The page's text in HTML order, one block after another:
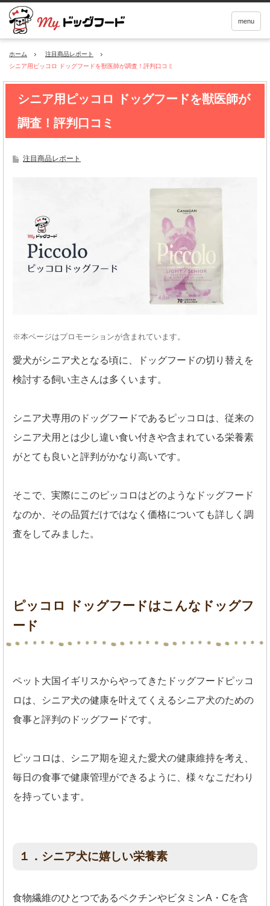
menu
ホーム
注目商品レポート
シニア用ピッコロ ドッグフードを獣医師が調査！評判口コミ
シニア用ピッコロ ドッグフードを獣医師が
調査！評判口コミ
注目商品レポート
※本ページはプロモーションが含まれています。
愛犬がシニア犬となる頃に、ドッグフードの切り替えを
検討する飼い主さんは多くいます。
シニア犬専用のドッグフードであるピッコロは、従来の
シニア犬用とは少し違い食い付きや含まれている栄養素
がとても良いと評判がかなり高いです。
そこで、実際にこのピッコロはどのようなドッグフード
なのか、その品質だけではなく価格についても詳しく調
査をしてみました。
ピッコロ ドッグフードはこんなドッグフ
ード
ペット大国イギリスからやってきたドッグフードピッコ
ロは、シニア犬の健康を叶えてくえるシニア犬のための
食事と評判のドッグフードです。
ピッコロは、シニア期を迎えた愛犬の健康維持を考え、
毎日の食事で健康管理ができるように、様々なこだわり
を持っています。
１．シニア犬に嬉しい栄養素
食物繊維のひとつであるペクチンやビタミンA・Cを含